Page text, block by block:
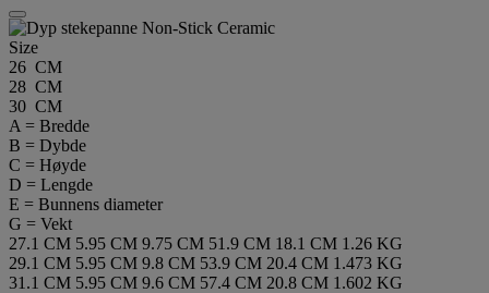
Size
26 CM
28 CM
30 CM
A = Bredde
B = Dybde
C = Høyde
D = Lengde
E = Bunnens diameter
G = Vekt
27.1 CM 5.95 CM 9.75 CM 51.9 CM 18.1 CM 1.26 KG
29.1 CM 5.95 CM 9.8 CM 53.9 CM 20.4 CM 1.473 KG
31.1 CM 5.95 CM 9.6 CM 57.4 CM 20.8 CM 1.602 KG